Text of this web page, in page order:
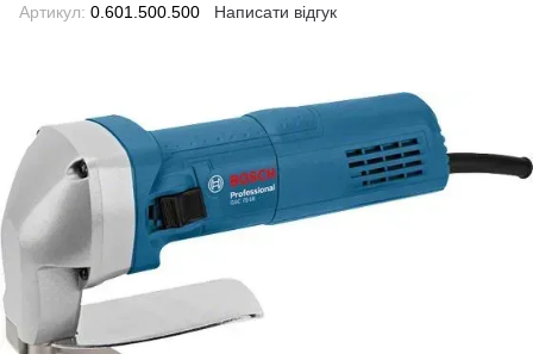
Артикул: 0.601.500.500 Написати відгук